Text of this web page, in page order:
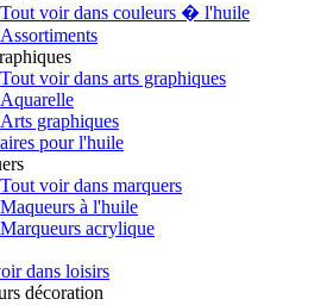
Tout voir dans couleurs � l'huile
Assortiments
Tout voir dans arts graphiques
Aquarelle
Arts graphiques
pour l'huile
Tout voir dans marquers
Maqueurs à l'huile
Marqueurs acrylique
dans loisirs
décoration